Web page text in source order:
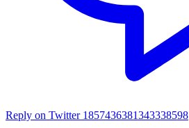
Reply on Twitter 1857436381343338598